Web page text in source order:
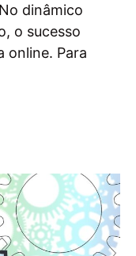
dinâmico
o sucesso
online. Para